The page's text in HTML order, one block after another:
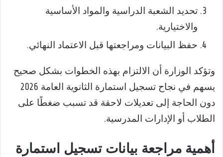
تحديد الشعبة الدراسية والمواد الأساسية
والاختيارية.
حفظ البيانات ومراجعتها قبل الاعتماد النهائي.
وتؤكد الوزارة أن الالتزام بهذه الخطوات بشكل صحيح
يسهم في نجاح تسجيل استمارة الثانوية العامة 2026
دون الحاجة إلى تعديلات لاحقة قد تسبب ضغطًا على
الطلاب أو الإدارات المدرسية.
أهمية مراجعة بيانات تسجيل استمارة